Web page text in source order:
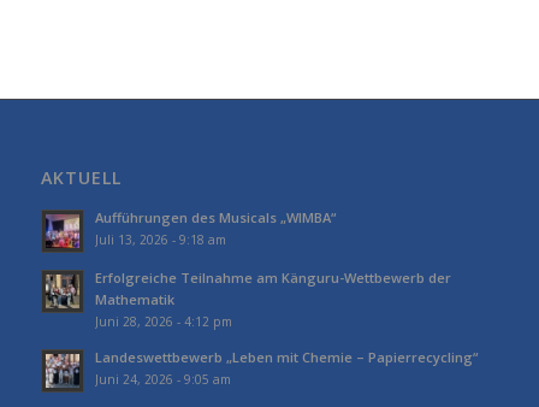
AKTUELL
Aufführungen des Musicals „WIMBA“
Juli 13, 2026 - 9:18 am
Erfolgreiche Teilnahme am Känguru-Wettbewerb der
Mathematik
Juni 28, 2026 - 4:12 pm
Landeswettbewerb „Leben mit Chemie – Papierrecycling“
Juni 24, 2026 - 9:05 am